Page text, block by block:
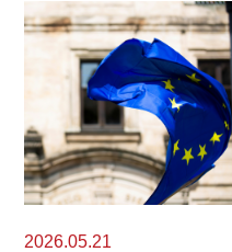
2026.05.21